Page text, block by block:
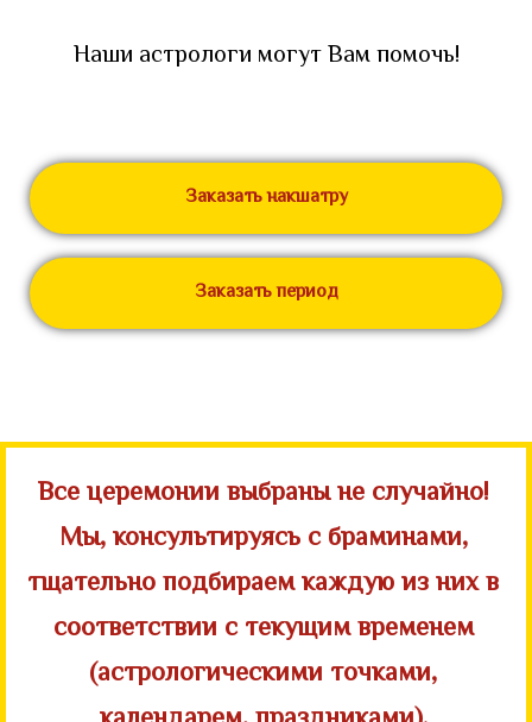
Наши астрологи могут Вам помочь!
Заказать накшатру
Заказать период
Все церемонии выбраны не случайно!
Мы, консультируясь с браминами,
тщательно подбираем каждую из них в
соответствии с текущим временем
(астрологическими точками,